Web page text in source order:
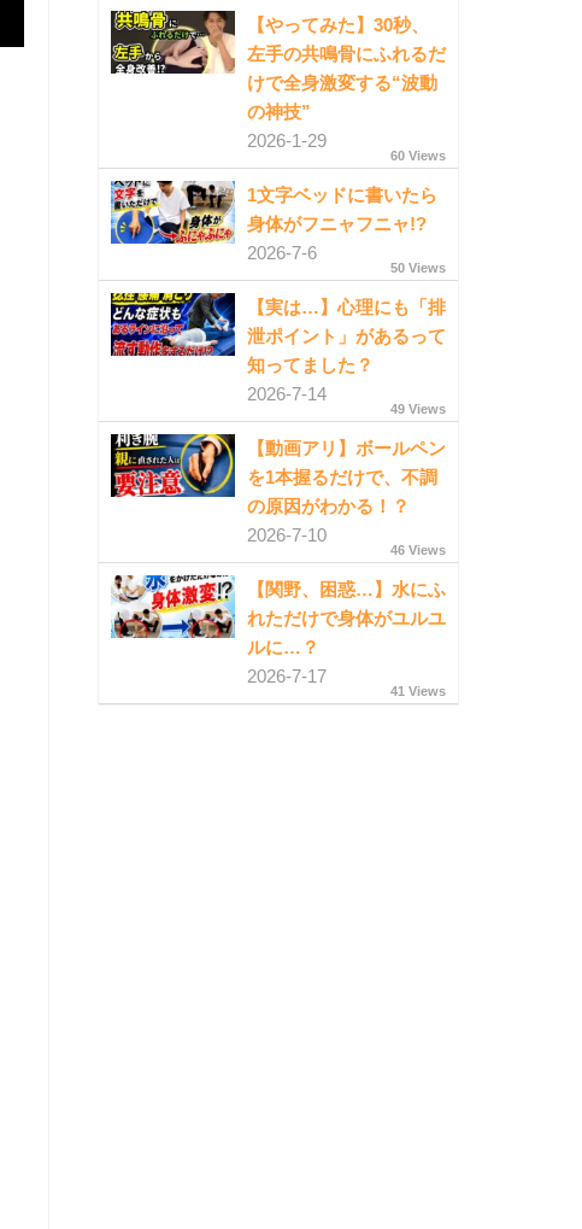
【やってみた】30秒、
左手の共鳴骨にふれるだ
けで全身激変する“波動
の神技”
2026-1-29
60 Views
1文字ベッドに書いたら
身体がフニャフニャ!?
2026-7-6
50 Views
【実は…】心理にも「排
泄ポイント」があるって
知ってました？
2026-7-14
49 Views
【動画アリ】ボールペン
を1本握るだけで、不調
の原因がわかる！？
2026-7-10
46 Views
【関野、困惑…】水にふ
れただけで身体がユルユ
ルに…？
2026-7-17
41 Views